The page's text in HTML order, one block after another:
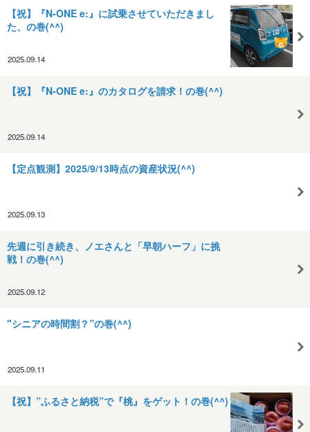
【祝】『N-ONE e:』に試乗させていただきまし
た、の巻(^^)
2025.09.14
【祝】『N-ONE e:』のカタログを請求！の巻(^^)
2025.09.14
【定点観測】2025/9/13時点の資産状況(^^)
2025.09.13
先週に引き続き、ノエさんと「早朝ハーフ」に挑
戦！の巻(^^)
2025.09.12
"シニアの時間割？”の巻(^^)
2025.09.11
【祝】”ふるさと納税”で『桃』をゲット！の巻(^^)